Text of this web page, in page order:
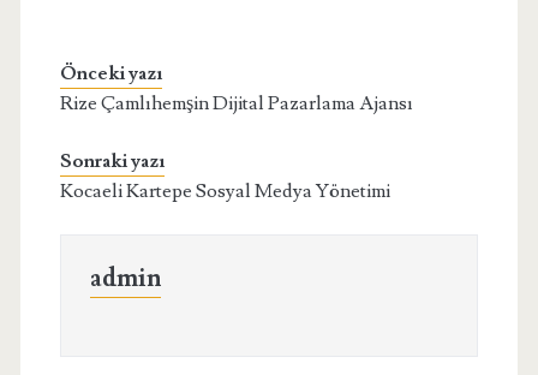
Önceki yazı
Rize Çamlıhemşin Dijital Pazarlama Ajansı
Sonraki yazı
Kocaeli Kartepe Sosyal Medya Yönetimi
admin